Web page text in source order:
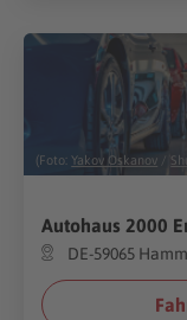
(Foto: Yakov Oskanov /
Autohaus 2000
DE-59065 Hamm